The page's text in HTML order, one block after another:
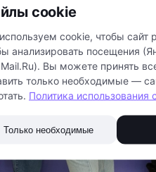
cookie
cookie, чтобы сайт
анализировать посещения
Вы можете принять
только необходимые —
Политика использования
Только необходимые